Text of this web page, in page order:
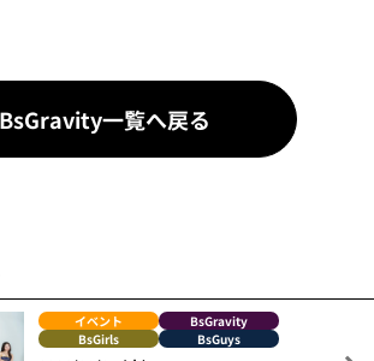
BsGravity一覧へ戻る
イベント
BsGravity
BsGirls
BsGuys